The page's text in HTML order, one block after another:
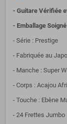
- Guitare Vérifiée
- Emballage Soigné
- Série : Prestige
- Fabriquée au
- Manche : Super
- Corps : Acajou
- Touche : Ebène
- 24 Frettes Jumbo